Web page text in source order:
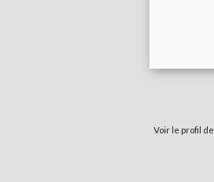
Voir le profil de